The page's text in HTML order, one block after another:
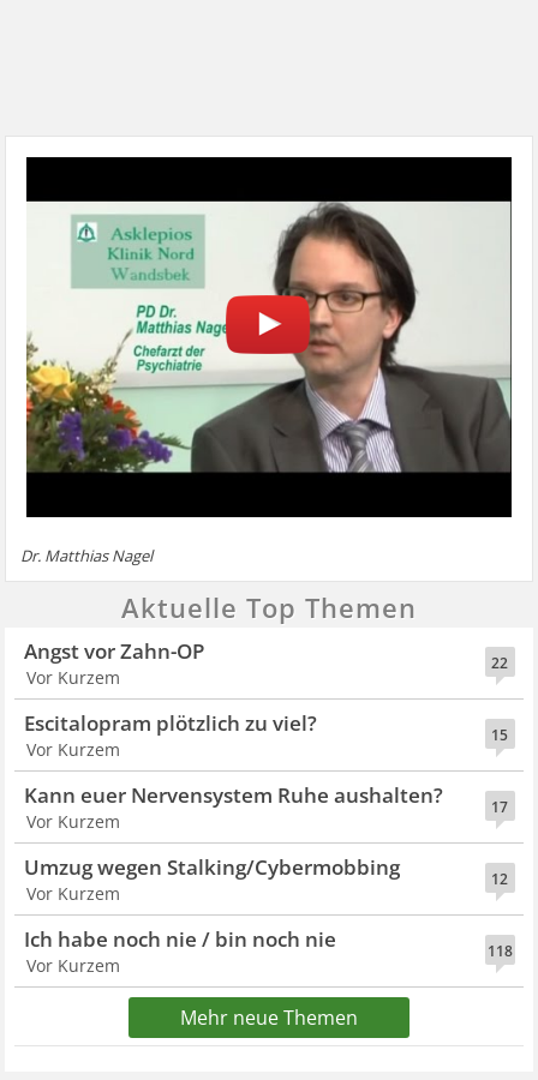
Dr. Matthias Nagel
Aktuelle Top Themen
22
Angst vor Zahn-OP
Vor Kurzem
15
Escitalopram plötzlich zu viel?
Vor Kurzem
17
Kann euer Nervensystem Ruhe aushalten?
Vor Kurzem
12
Umzug wegen Stalking/Cybermobbing
Vor Kurzem
118
Ich habe noch nie / bin noch nie
Vor Kurzem
Mehr neue Themen